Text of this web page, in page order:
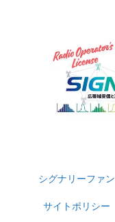
シグナリーファン
サイトポリシー